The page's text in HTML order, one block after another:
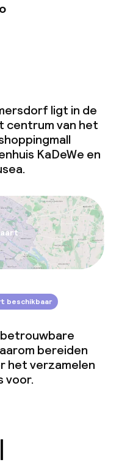
ligt in de
centrum van het
KaDeWe en
beschikbaar
betrouwbare
bereiden
het verzamelen
voor.